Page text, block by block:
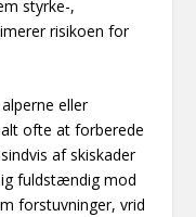
styrke-,
risikoen for
eller
ofte at forberede
af skiskader
fuldstændig mod
forstuvninger, vrid